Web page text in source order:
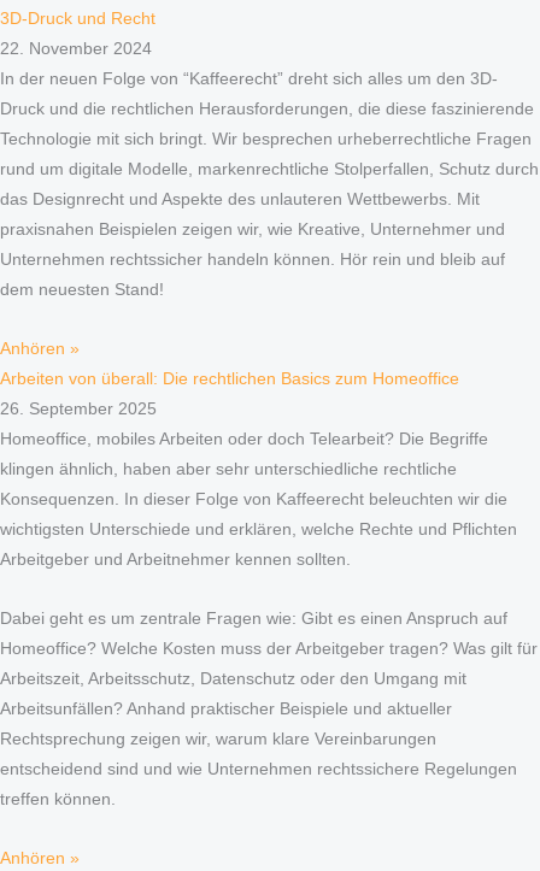
3D-Druck und Recht
22. November 2024
In der neuen Folge von “Kaffeerecht” dreht sich alles um den 3D-
Druck und die rechtlichen Herausforderungen, die diese faszinierende
Technologie mit sich bringt. Wir besprechen urheberrechtliche Fragen
rund um digitale Modelle, markenrechtliche Stolperfallen, Schutz durch
das Designrecht und Aspekte des unlauteren Wettbewerbs. Mit
praxisnahen Beispielen zeigen wir, wie Kreative, Unternehmer und
Unternehmen rechtssicher handeln können. Hör rein und bleib auf
dem neuesten Stand!
Anhören »
Arbeiten von überall: Die rechtlichen Basics zum Homeoffice
26. September 2025
Homeoffice, mobiles Arbeiten oder doch Telearbeit? Die Begriffe
klingen ähnlich, haben aber sehr unterschiedliche rechtliche
Konsequenzen. In dieser Folge von Kaffeerecht beleuchten wir die
wichtigsten Unterschiede und erklären, welche Rechte und Pflichten
Arbeitgeber und Arbeitnehmer kennen sollten.
Dabei geht es um zentrale Fragen wie: Gibt es einen Anspruch auf
Homeoffice? Welche Kosten muss der Arbeitgeber tragen? Was gilt für
Arbeitszeit, Arbeitsschutz, Datenschutz oder den Umgang mit
Arbeitsunfällen? Anhand praktischer Beispiele und aktueller
Rechtsprechung zeigen wir, warum klare Vereinbarungen
entscheidend sind und wie Unternehmen rechtssichere Regelungen
treffen können.
Anhören »